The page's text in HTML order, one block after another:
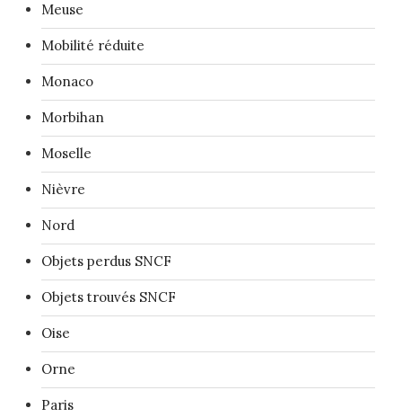
Meuse
Mobilité réduite
Monaco
Morbihan
Moselle
Nièvre
Nord
Objets perdus SNCF
Objets trouvés SNCF
Oise
Orne
Paris